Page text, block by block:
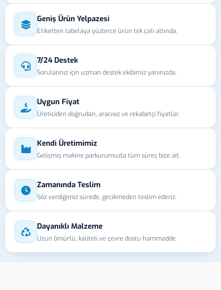
Geniş Ürün Yelpazesi
Etiketten tabelaya yüzlerce ürün tek çatı altında.
7/24 Destek
Sorularınız için uzman destek ekibimiz yanınızda.
Uygun Fiyat
Üreticiden doğrudan, aracısız ve rekabetçi fiyatlar.
Kendi Üretimimiz
Gelişmiş makine parkurumuzla tüm süreç bize ait.
Zamanında Teslim
Söz verdiğimiz sürede, gecikmeden teslim ederiz.
Dayanıklı Malzeme
Uzun ömürlü, kaliteli ve çevre dostu hammadde.